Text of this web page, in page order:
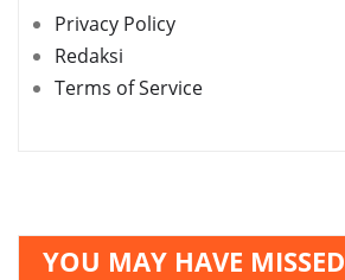
Privacy Policy
Redaksi
Terms of Service
YOU MAY HAVE MISSED